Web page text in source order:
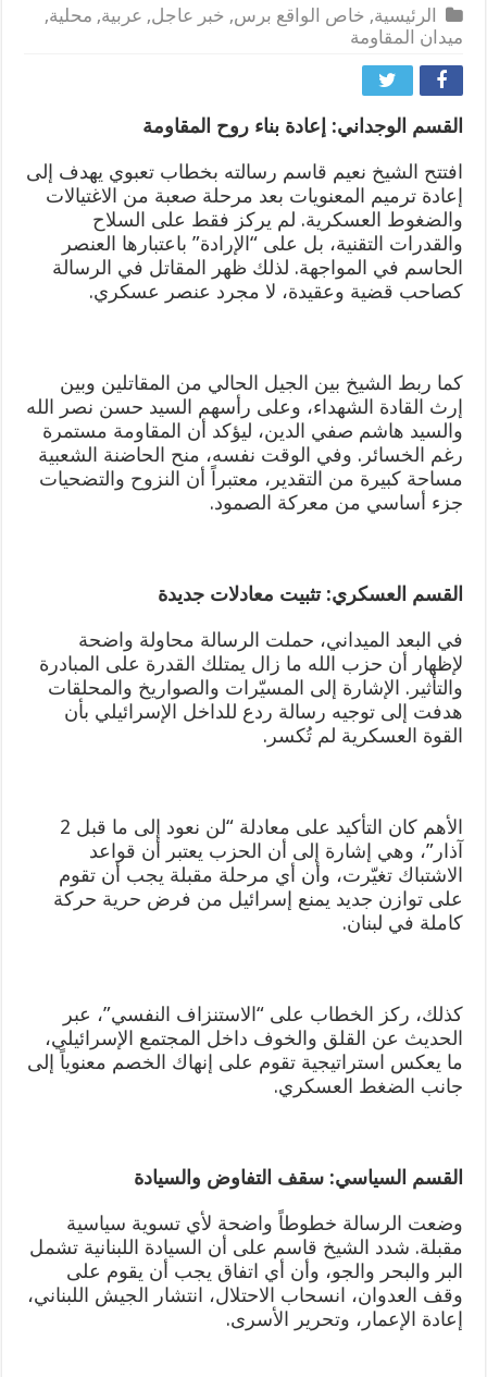
الرئيسية, خاص الواقع برس, خبر عاجل, عربية, محلية,
ميدان المقاومة
القسم الوجداني: إعادة بناء روح المقاومة
افتتح الشيخ نعيم قاسم رسالته بخطاب تعبوي يهدف إلى
إعادة ترميم المعنويات بعد مرحلة صعبة من الاغتيالات
والضغوط العسكرية. لم يركز فقط على السلاح
والقدرات التقنية، بل على “الإرادة” باعتبارها العنصر
الحاسم في المواجهة. لذلك ظهر المقاتل في الرسالة
كصاحب قضية وعقيدة، لا مجرد عنصر عسكري.
كما ربط الشيخ بين الجيل الحالي من المقاتلين وبين
إرث القادة الشهداء، وعلى رأسهم السيد حسن نصر الله
والسيد هاشم صفي الدين، ليؤكد أن المقاومة مستمرة
رغم الخسائر. وفي الوقت نفسه، منح الحاضنة الشعبية
مساحة كبيرة من التقدير، معتبراً أن النزوح والتضحيات
جزء أساسي من معركة الصمود.
القسم العسكري: تثبيت معادلات جديدة
في البعد الميداني، حملت الرسالة محاولة واضحة
لإظهار أن حزب الله ما زال يمتلك القدرة على المبادرة
والتأثير. الإشارة إلى المسيّرات والصواريخ والمحلقات
هدفت إلى توجيه رسالة ردع للداخل الإسرائيلي بأن
القوة العسكرية لم تُكسر.
الأهم كان التأكيد على معادلة “لن نعود إلى ما قبل 2
آذار”، وهي إشارة إلى أن الحزب يعتبر أن قواعد
الاشتباك تغيّرت، وأن أي مرحلة مقبلة يجب أن تقوم
على توازن جديد يمنع إسرائيل من فرض حرية حركة
كاملة في لبنان.
كذلك، ركز الخطاب على “الاستنزاف النفسي”، عبر
الحديث عن القلق والخوف داخل المجتمع الإسرائيلي،
ما يعكس استراتيجية تقوم على إنهاك الخصم معنوياً إلى
جانب الضغط العسكري.
القسم السياسي: سقف التفاوض والسيادة
وضعت الرسالة خطوطاً واضحة لأي تسوية سياسية
مقبلة. شدد الشيخ قاسم على أن السيادة اللبنانية تشمل
البر والبحر والجو، وأن أي اتفاق يجب أن يقوم على
وقف العدوان، انسحاب الاحتلال، انتشار الجيش اللبناني،
إعادة الإعمار، وتحرير الأسرى.